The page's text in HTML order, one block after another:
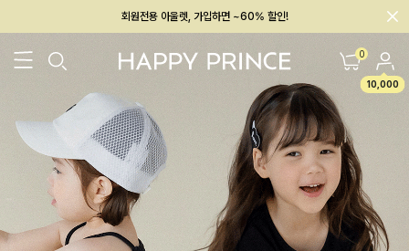
회원전용 아울렛, 가입하면 ~60% 할인!
멤버십 최대 28,000원 혜택 0
10,000
26SS 신상 BEST BABY[6~12M] 아우터/상의 하의/레깅스